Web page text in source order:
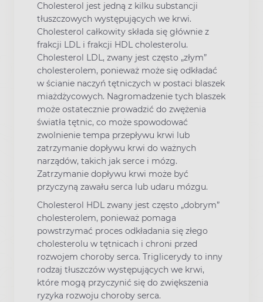
Cholesterol jest jedną z kilku substancji
tłuszczowych występujących we krwi.
Cholesterol całkowity składa się głównie z
frakcji LDL i frakcji HDL cholesterolu.
Cholesterol LDL, zwany jest często „złym”
cholesterolem, ponieważ może się odkładać
w ścianie naczyń tętniczych w postaci blaszek
miażdżycowych. Nagromadzenie tych blaszek
może ostatecznie prowadzić do zwężenia
światła tętnic, co może spowodować
zwolnienie tempa przepływu krwi lub
zatrzymanie dopływu krwi do ważnych
narządów, takich jak serce i mózg.
Zatrzymanie dopływu krwi może być
przyczyną zawału serca lub udaru mózgu.
Cholesterol HDL zwany jest często „dobrym”
cholesterolem, ponieważ pomaga
powstrzymać proces odkładania się złego
cholesterolu w tętnicach i chroni przed
rozwojem choroby serca. Triglicerydy to inny
rodzaj tłuszczów występujących we krwi,
które mogą przyczynić się do zwiększenia
ryzyka rozwoju choroby serca.